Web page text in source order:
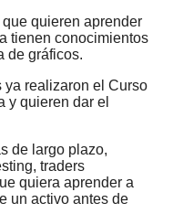
quieren aprender
tienen conocimientos
de gráficos.
ya realizaron el Curso
y quieren dar el
de largo plazo,
traders
quiera aprender a
un activo antes de